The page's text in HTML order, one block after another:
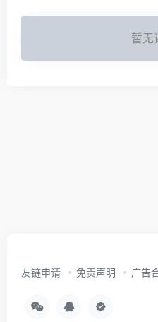
暂无
友链申请 免责声明 广告